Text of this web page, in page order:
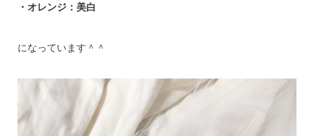
・オレンジ：美白
になっています＾＾